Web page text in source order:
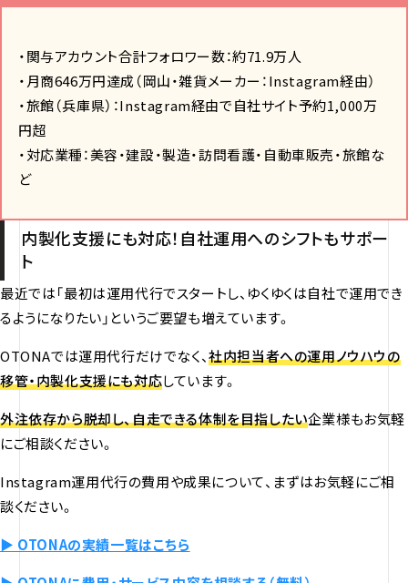
・関与アカウント合計フォロワー数：約71.9万人
・月商646万円達成（岡山・雑貨メーカー：Instagram経由）
・旅館（兵庫県）：Instagram経由で自社サイト予約1,000万
円超
・対応業種：美容・建設・製造・訪問看護・自動車販売・旅館な
ど
内製化支援にも対応！自社運用へのシフトもサポー
ト
最近では「最初は運用代行でスタートし、ゆくゆくは自社で運用でき
るようになりたい」というご要望も増えています。
OTONAでは運用代行だけでなく、社内担当者への運用ノウハウの
移管・内製化支援にも対応しています。
外注依存から脱却し、自走できる体制を目指したい企業様もお気軽
にご相談ください。
Instagram運用代行の費用や成果について、まずはお気軽にご相
談ください。
▶ OTONAの実績一覧はこちら